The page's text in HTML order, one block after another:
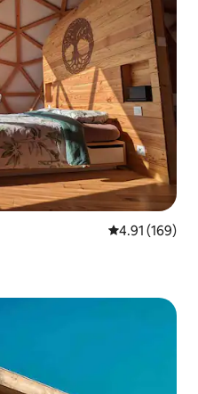
從 169 則評價
4.91 (169)